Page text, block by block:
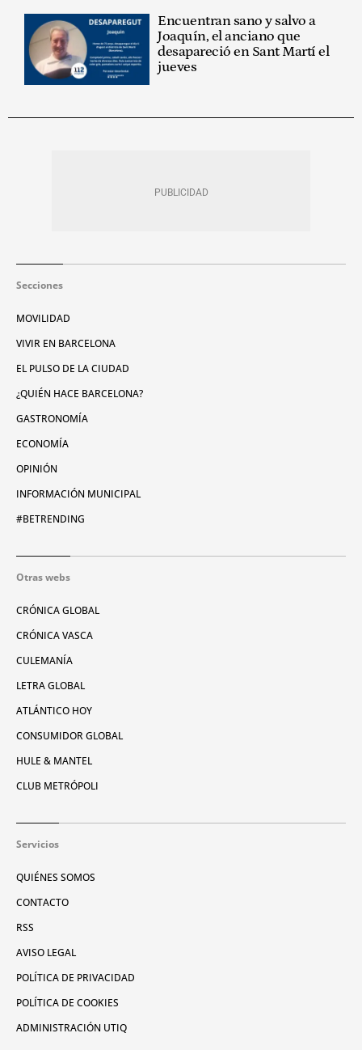
Encuentran sano y salvo a
Joaquín, el anciano que
desapareció en Sant Martí el
jueves
Secciones
MOVILIDAD
VIVIR EN BARCELONA
EL PULSO DE LA CIUDAD
¿QUIÉN HACE BARCELONA?
GASTRONOMÍA
ECONOMÍA
OPINIÓN
INFORMACIÓN MUNICIPAL
#BETRENDING
Otras webs
CRÓNICA GLOBAL
CRÓNICA VASCA
CULEMANÍA
LETRA GLOBAL
ATLÁNTICO HOY
CONSUMIDOR GLOBAL
HULE & MANTEL
CLUB METRÓPOLI
Servicios
QUIÉNES SOMOS
CONTACTO
RSS
AVISO LEGAL
POLÍTICA DE PRIVACIDAD
POLÍTICA DE COOKIES
ADMINISTRACIÓN UTIQ